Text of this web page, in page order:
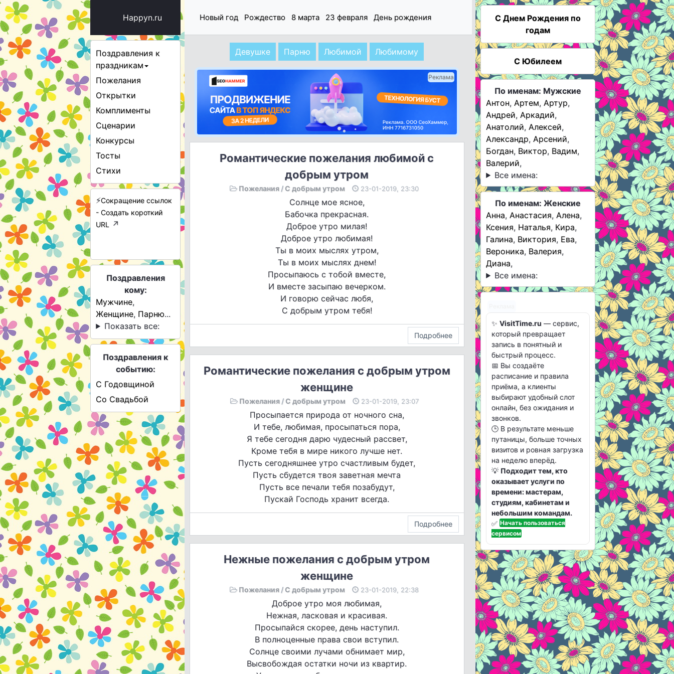
Новый год Рождество 8 марта 23 февраля День рождения
Happyn.ru
Поздравления к
праздникам
Пожелания
Открытки
Комплименты
Сценарии
Конкурсы
Тосты
Стихи
⚡Сокращение ссылок
- Создать короткий
URL
↗
Поздравления
кому:
Мужчине,
Женщине, Парню...
Показать все:
Поздравления к
событию:
С Годовщиной
Со Свадьбой
Девушке Парню Любимой Любимому
Реклама
Романтические пожелания любимой с
добрым утром
Пожелания/ С добрым утром 23-01-2019, 23:30
Солнце мое ясное,
Бабочка прекрасная.
Доброе утро милая!
Доброе утро любимая!
Ты в моих мыслях утром,
Ты в моих мыслях днем!
Просыпаюсь с тобой вместе,
И вместе засыпаю вечерком.
И говорю сейчас любя,
С добрым утром тебя!
Подробнее
Романтические пожелания с добрым утром
женщине
Пожелания/ С добрым утром 23-01-2019, 23:07
Просыпается природа от ночного сна,
И тебе, любимая, просыпаться пора,
Я тебе сегодня дарю чудесный рассвет,
Кроме тебя в мире никого лучше нет.
Пусть сегодняшнее утро счастливым будет,
Пусть сбудется твоя заветная мечта
Пусть все печали тебя позабудут,
Пускай Господь хранит всегда.
Подробнее
Нежные пожелания с добрым утром
женщине
Пожелания/ С добрым утром 23-01-2019, 22:38
Доброе утро моя любимая,
Нежная, ласковая и красивая.
Просыпайся скорее, день наступил.
В полноценные права свои вступил.
Солнце своими лучами обнимает мир,
Высвобождая остатки ночи из квартир.
C Днем Рождения по
годам
С Юбилеем
По именам: Мужские
Антон,Артем,Артур,
Андрей,Аркадий,
Анатолий,Алексей,
Александр,Арсений,
Богдан, Виктор, Вадим,
Валерий,
Все имена:
По именам: Женские
Анна,Анастасия,Алена,
Ксения, Наталья, Кира,
Галина, Виктория, Ева,
Вероника, Валерия,
Диана,
Все имена:
✨VisitTime.ru — сервис,
который превращает
запись в понятный и
быстрый процесс.
📅 Вы создаёте
расписание и правила
приёма, а клиенты
выбирают удобный слот
онлайн, без ожидания и
звонков.
🕒 В результате меньше
путаницы, больше точных
визитов и ровная загрузка
на неделю вперёд.
💡 Подходит тем, кто
оказывает услуги по
времени: мастерам,
студиям, кабинетам и
небольшим командам.
✅ Начать пользоваться
сервисом